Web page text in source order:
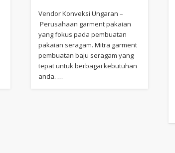
Vendor Konveksi Ungaran –
Perusahaan garment pakaian
yang fokus pada pembuatan
pakaian seragam. Mitra garment
pembuatan baju seragam yang
tepat untuk berbagai kebutuhan
anda. …